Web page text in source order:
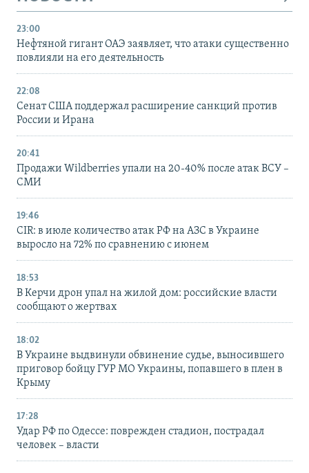
23:00
Нефтяной гигант ОАЭ заявляет, что атаки существенно
повлияли на его деятельность
22:08
Сенат США поддержал расширение санкций против
России и Ирана
20:41
Продажи Wildberries упали на 20-40% после атак ВСУ –
СМИ
19:46
CIR: в июле количество атак РФ на АЗС в Украине
выросло на 72% по сравнению с июнем
18:53
В Керчи дрон упал на жилой дом: российские власти
сообщают о жертвах
18:02
В Украине выдвинули обвинение судье, выносившего
приговор бойцу ГУР МО Украины, попавшего в плен в
Крыму
17:28
Удар РФ по Одессе: поврежден стадион, пострадал
человек – власти